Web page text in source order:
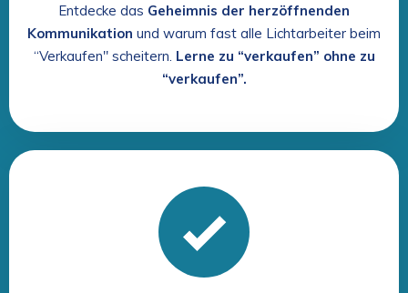
Entdecke das Geheimnis der herzöffnenden
Kommunikation und warum fast alle Lichtarbeiter beim
“Verkaufen" scheitern. Lerne zu “verkaufen” ohne zu
“verkaufen”.